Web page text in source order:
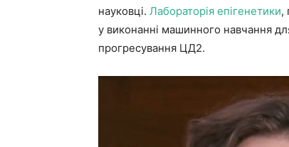
науковці. Лабораторія епігенетики,
у виконанні машинного навчання
прогресування ЦД2.